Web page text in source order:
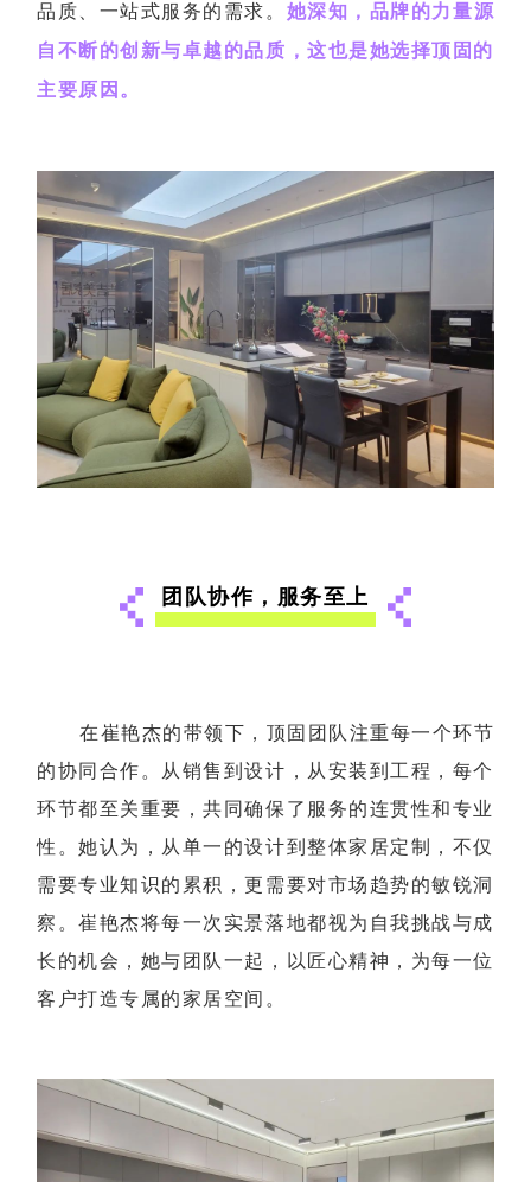
品质、一站式服务的需求。 她深知，品牌的力量源
自不断的创新与卓越的品质，这也是她选择顶固的
主要原因。
团队协作，服务至上
在崔艳杰的带领下，顶固团队注重每一个环节
的协同合作。从销售到设计，从安装到工程，每个
环节都至关重要，共同确保了服务的连贯性和专业
性。她认为，从单一的设计到整体家居定制，不仅
需要专业知识的累积，更需要对市场趋势的敏锐洞
察。崔艳杰将每一次实景落地都视为自我挑战与成
长的机会，她与团队一起，以匠心精神，为每一位
客户打造专属的家居空间。